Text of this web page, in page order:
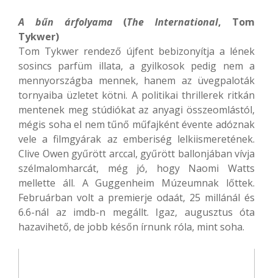
A bűn árfolyama (The International, Tom
Tykwer)
Tom Tykwer rendező újfent bebizonyítja a lének
sosincs parfüm illata, a gyilkosok pedig nem a
mennyországba mennek, hanem az üvegpaloták
tornyaiba üzletet kötni. A politikai thrillerek ritkán
mentenek meg stúdiókat az anyagi összeomlástól,
mégis soha el nem tűnő műfajként évente adóznak
vele a filmgyárak az emberiség lelkiismeretének.
Clive Owen gyűrött arccal, gyűrött ballonjában vívja
szélmalomharcát, még jó, hogy Naomi Watts
mellette áll. A Guggenheim Múzeumnak lőttek.
Februárban volt a premierje odaát, 25 millánál és
6.6-nál az imdb-n megállt. Igaz, augusztus óta
hazavihető, de jobb későn írnunk róla, mint soha.